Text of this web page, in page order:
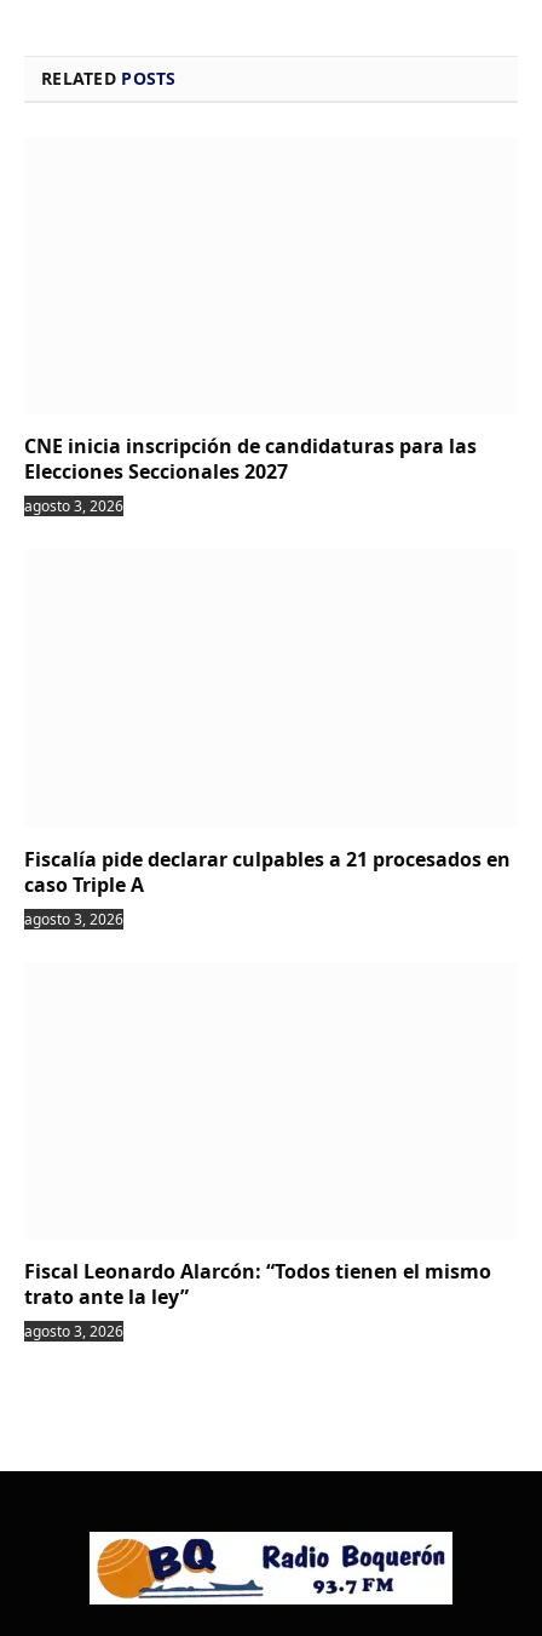
RELATED POSTS
CNE inicia inscripción de candidaturas para las
Elecciones Seccionales 2027
agosto 3, 2026
Fiscalía pide declarar culpables a 21 procesados en
caso Triple A
agosto 3, 2026
Fiscal Leonardo Alarcón: “Todos tienen el mismo
trato ante la ley”
agosto 3, 2026